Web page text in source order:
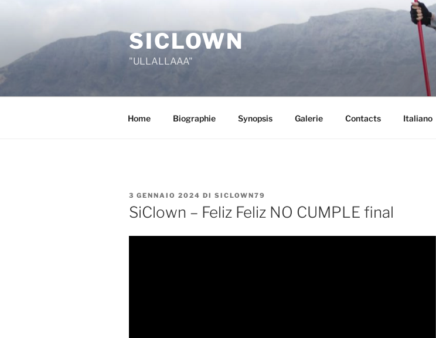
SICLOWN
"ULLALLAAA"
Home Biographie Synopsis Galerie Contacts Italiano
PUBBLICATO
IL
3 GENNAIO 2024 DI SICLOWN79
SiClown – Feliz Feliz NO CUMPLE final